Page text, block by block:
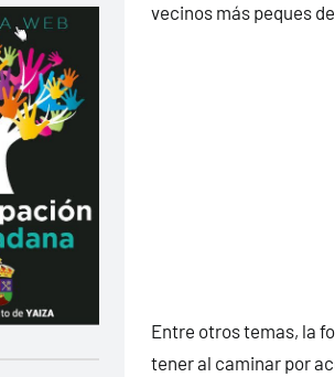
vecinos más peques
Entre otros temas, la
tener al caminar por